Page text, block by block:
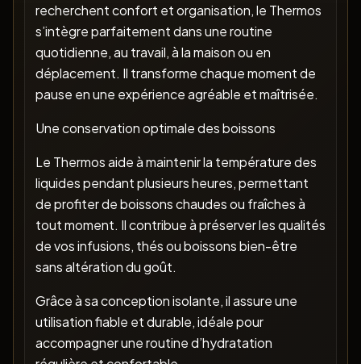
recherchent confort et organisation, le Thermos
s’intègre parfaitement dans une routine
quotidienne, au travail, à la maison ou en
déplacement. Il transforme chaque moment de
pause en une expérience agréable et maîtrisée.
Une conservation optimale des boissons
Le Thermos aide à maintenir la température des
liquides pendant plusieurs heures, permettant
de profiter de boissons chaudes ou fraîches à
tout moment. Il contribue à préserver les qualités
de vos infusions, thés ou boissons bien-être
sans altération du goût.
Grâce à sa conception isolante, il assure une
utilisation fiable et durable, idéale pour
accompagner une routine d’hydratation